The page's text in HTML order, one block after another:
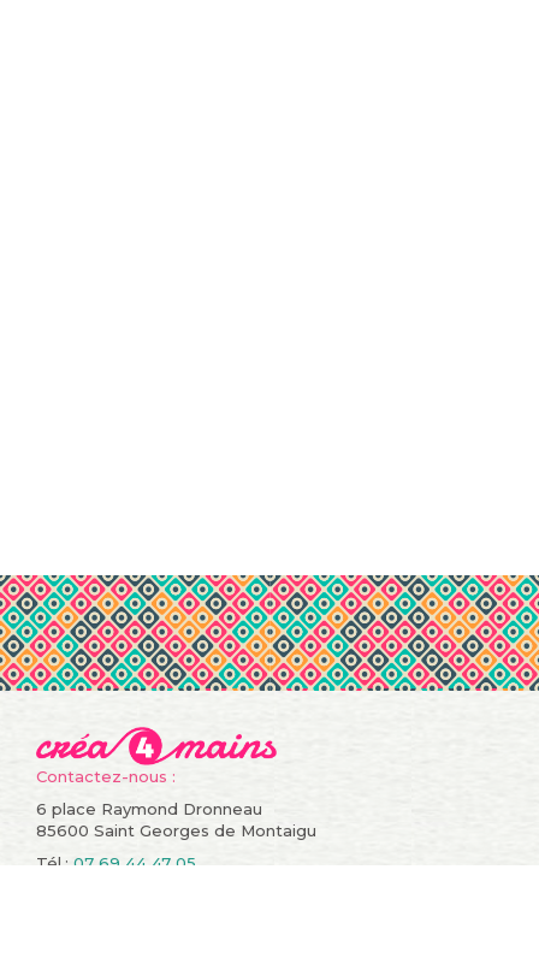
Contactez-nous :
6 place Raymond Dronneau
85600 Saint Georges de Montaigu
Tél.: 07 69 44 47 05